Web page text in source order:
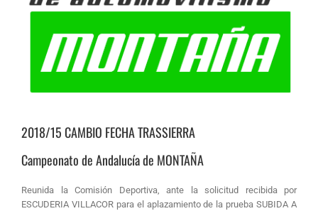
2018/15 CAMBIO FECHA TRASSIERRA
Campeonato de Andalucía de MONTAÑA
Reunida la Comisión Deportiva, ante la solicitud recibida por
ESCUDERIA VILLACOR para el aplazamiento de la prueba SUBIDA A